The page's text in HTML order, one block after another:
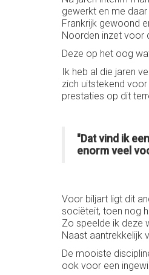
gewerkt en me
Frankrijk gewoond
Noorden inzet voor
Deze op het oog
Ik heb al die jaren
zich uitstekend
prestaties op dit
"Dat vind ik
enorm veel
Voor biljart ligt dit
sociëteit, toen nog
Zo speelde ik deze
Naast aantrekkelijk
De mooiste
ook voor een